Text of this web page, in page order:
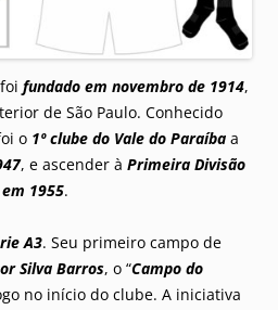
foi fundado em novembro de 1914,
de São Paulo. Conhecido
o 1º clube do Vale do Paraíba a
, e ascender à Primeira Divisão
1955.
A3. Seu primeiro campo de
Silva Barros, o “Campo do
no início do clube. A iniciativa